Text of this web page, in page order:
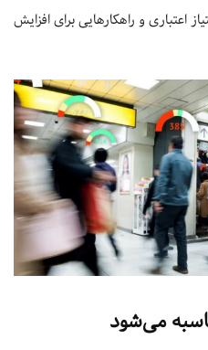
اعتباری و راهکارهایی برای افزایش
می‌شود